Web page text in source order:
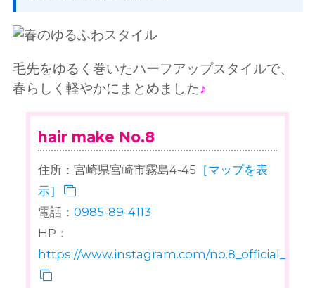
毛先をゆるく巻いたハーフアップスタイルで、
春らしく軽やかにまとめました♪
hair make No.8
住所：宮崎県宮崎市霧島4-45 ［マップを表
示］
電話：0985-89-4113
HP：
https://www.instagram.com/